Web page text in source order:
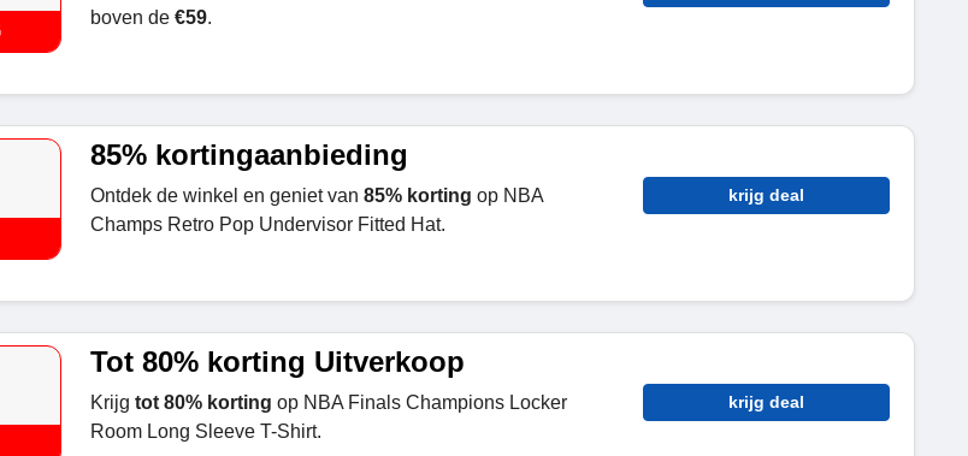
boven de €59.
85% kortingaanbieding
Ontdek de winkel en geniet van 85% korting op NBA
Champs Retro Pop Undervisor Fitted Hat.
krijg deal
Tot 80% korting Uitverkoop
Krijg tot 80% korting op NBA Finals Champions Locker
Room Long Sleeve T-Shirt.
krijg deal